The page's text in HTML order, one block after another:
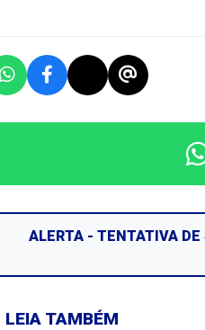
ALERTA - TENTATIVA DE
LEIA TAMBÉM